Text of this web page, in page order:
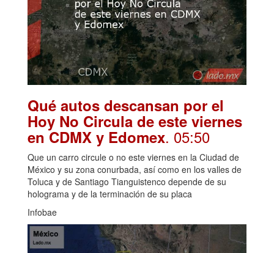
Qué autos descansan por el
Hoy No Circula de este viernes
en CDMX y Edomex. 05:50
Que un carro circule o no este viernes en la Ciudad de
México y su zona conurbada, así como en los valles de
Toluca y de Santiago Tianguistenco depende de su
holograma y de la terminación de su placa
Infobae